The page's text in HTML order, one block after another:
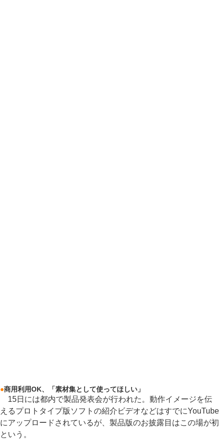
●商用利用OK、「素材集として使ってほしい」
15日には都内で製品発表会が行われた。動作イメージを伝
えるプロトタイプ版ソフトの紹介ビデオなどはすでにYouTube
にアップロードされているが、製品版のお披露目はこの場が初
という。